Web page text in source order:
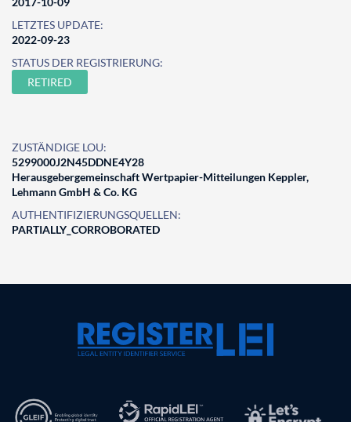
LETZTES UPDATE:
2022-09-23
STATUS DER REGISTRIERUNG:
RETIRED
ZUSTÄNDIGE LOU:
5299000J2N45DDNE4Y28
Herausgebergemeinschaft Wertpapier-Mitteilungen Keppler,
Lehmann GmbH & Co. KG
AUTHENTIFIZIERUNGSQUELLEN:
PARTIALLY_CORROBORATED